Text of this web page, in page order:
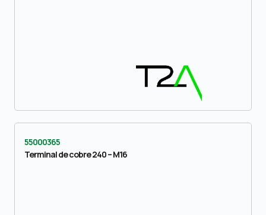
55000365
Terminal de cobre 240 – M16